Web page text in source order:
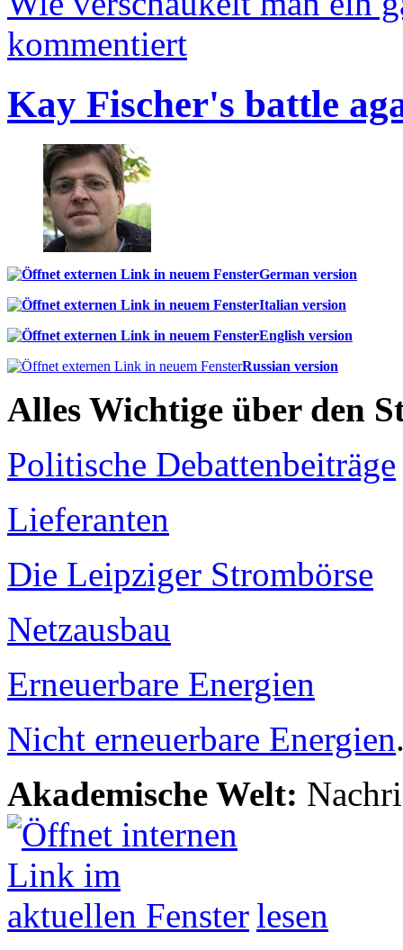
kommentiert
Kay Fischer's battle
German version
Italian version
English version
Russian version
Alles Wichtige über den
Politische Debattenbeiträge
Lieferanten
Die Leipziger Strombörse
Netzausbau
Erneuerbare Energien
Nicht erneuerbare Energien
Akademische Welt:
lesen